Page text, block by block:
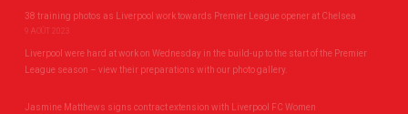
38 training photos as Liverpool work towards Premier League opener at Chelsea
9 AOÛT 2023
Liverpool were hard at work on Wednesday in the build-up to the start of the Premier
League season – view their preparations with our photo gallery.
Jasmine Matthews signs contract extension with Liverpool FC Women